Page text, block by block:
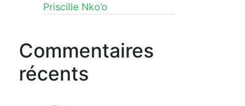
Priscille Nko’o
Commentaires
récents